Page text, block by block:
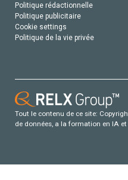
Politique rédactionnelle
Politique publicitaire
Cookie settings
Politique de la vie privée
Tout le contenu de ce site:
de données, a la formation en IA